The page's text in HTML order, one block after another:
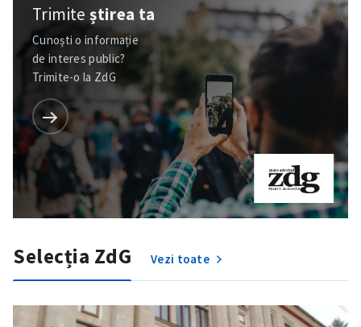
Trimiteștirea ta
Cunoști o informație
de interes public?
Trimite-o la ZdG
Selecția ZdG Vezi toate